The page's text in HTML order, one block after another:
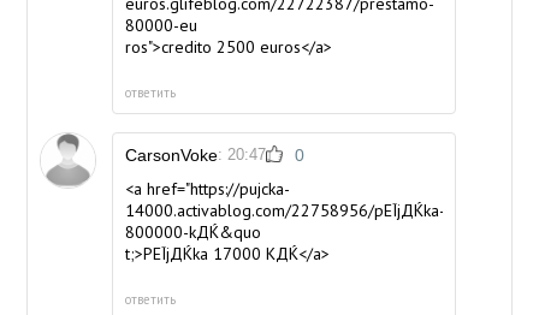
80000-eu
ros">credito 2500 euros</a>
ответить
CarsonVoke: 20:47 0
<a href="https://pujcka-
14000.activablog.com/22758956/pЕЇjДЌka-
800000-kДЌ&quo
t;>PЕЇjДЌka 17000 KДЌ</a>
ответить